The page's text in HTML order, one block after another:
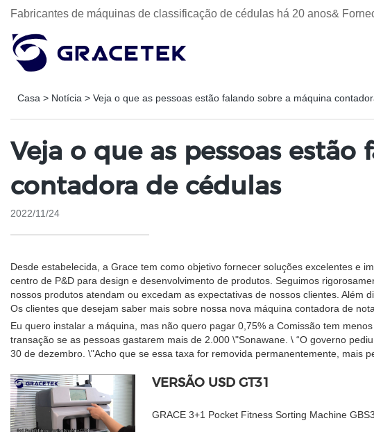
Fabricantes de máquinas de classificação de cédulas há 20 anos&
Casa > Notícia > Veja o que as pessoas estão falando sobre a máquina
Veja o que as pessoas
contadora de cédulas
2022/11/24
Desde estabelecida, a Grace tem como objetivo fornecer soluções excelentes e
centro de P&D para design e desenvolvimento de produtos. Seguimos
nossos produtos atendam ou excedam as expectativas de nossos clientes. Além
Os clientes que desejam saber mais sobre nossa nova máquina contadora de
Eu quero instalar a máquina, mas não quero pagar 0,75% a Comissão tem
transação se as pessoas gastarem mais de 2.000 \"Sonawane. \ “O governo
30 de dezembro. \"Acho que se essa taxa for removida permanentemente, mais
VERSÃO USD GT31
GRACE 3+1 Pocket Fitness Sorting Machine